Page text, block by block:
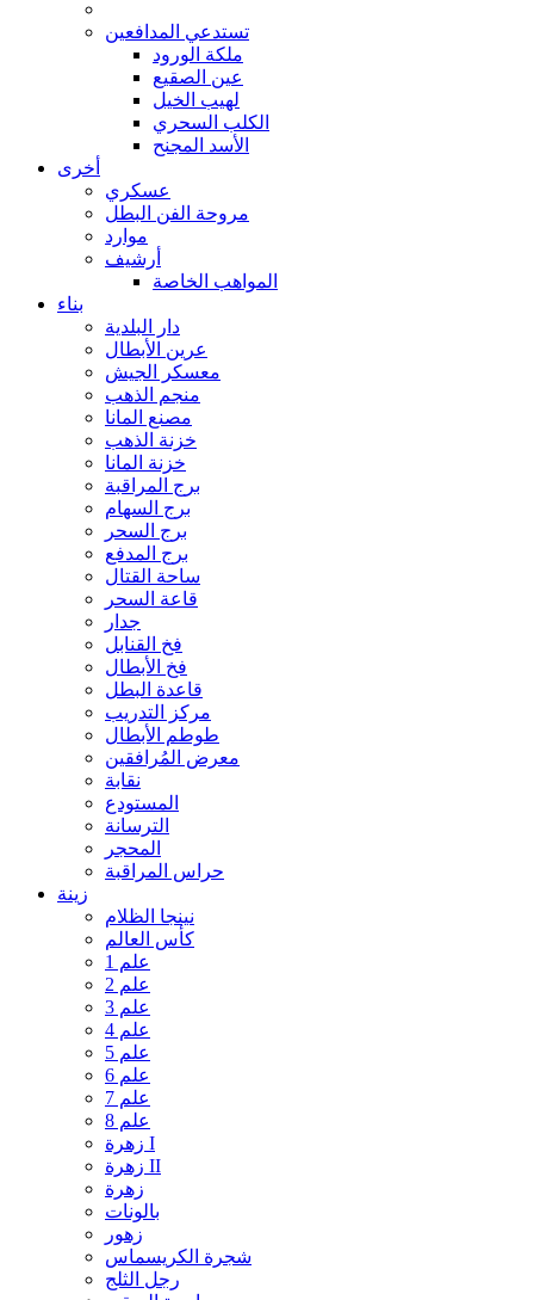
تستدعي المدافعين
ملكة الورود
عين الصقيع
لهيب الخيل
الكلب السحري
الأسد المجنح
أخرى
عسكري
مروحة الفن البطل
موارد
أرشيف
المواهب الخاصة
بناء
دار البلدية
عرين الأبطال
معسكر الجيش
منجم الذهب
مصنع المانا
خزنة الذهب
خزنة المانا
برج المراقبة
برج السهام
برج السحر
برج المدفع
ساحة القتال
قاعة السحر
جدار
فخ القنابل
فخ الأبطال
قاعدة البطل
مركز التدريب
طوطم الأبطال
معرض المُرافقين
نقابة
المستودع
الترسانة
المحجر
حراس المراقبة
زينة
نينجا الظلام
كأس العالم
علم 1
علم 2
علم 3
علم 4
علم 5
علم 6
علم 7
علم 8
زهرة I
زهرة II
زهرة
بالونات
زهور
شجرة الكريسماس
رجل الثلج